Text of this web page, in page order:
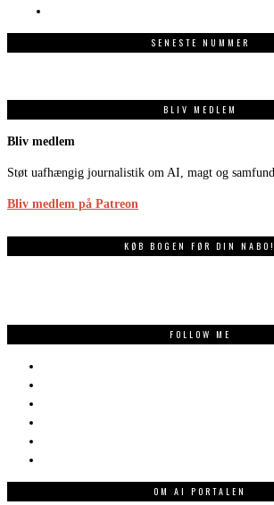
SENESTE NUMMER
BLIV MEDLEM
Bliv medlem
Støt uafhængig journalistik om AI, magt og samfund.
Bliv medlem på Patreon
KØB BOGEN FØR DIN NABO!
FOLLOW ME
OM AI PORTALEN